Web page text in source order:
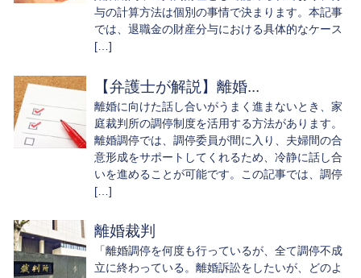
与の計算方法は個別の事情で決まります。本記事
では、退職金の財産分与における具体的なケース
[…]
【弁護士が解説】離婚...
離婚に向けた話し合いがうまく進まないとき、家
庭裁判所の調停制度を活用する方法があります。
離婚調停では、調停委員が間に入り、夫婦間の合
意形成をサポートしてくれるため、冷静に話し合
いを進めることが可能です。この記事では、調停
[…]
離婚裁判
「離婚調停を何度も行っているが、全て調停不成
立に終わっている。離婚訴訟をしたいが、どのよ